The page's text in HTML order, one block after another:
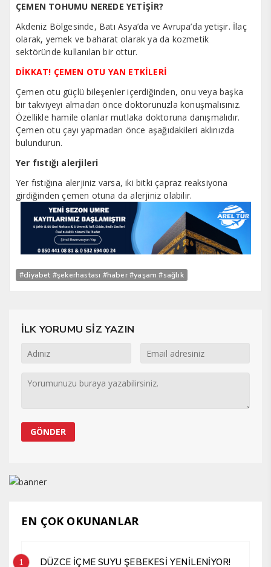
ÇEMEN TOHUMU NEREDE YETİŞİR?
Akdeniz Bölgesinde, Batı Asya’da ve Avrupa’da yetişir. İlaç
olarak, yemek ve baharat olarak ya da kozmetik
sektöründe kullanılan bir ottur.
DİKKAT! ÇEMEN OTU YAN ETKİLERİ
Çemen otu güçlü bileşenler içerdiğinden, onu veya başka
bir takviyeyi almadan önce doktorunuzla konuşmalısınız.
Özellikle hamile olanlar mutlaka doktoruna danışmalıdır.
Çemen otu çayı yapmadan önce aşağıdakileri aklınızda
bulundurun.
Yer fıstığı alerjileri
Yer fıstığına alerjiniz varsa, iki bitki çapraz reaksiyona
girdiğinden çemen otuna da alerjiniz olabilir.
#diyabet #şekerhastası #haber #yaşam #sağlık
İLK YORUMU SİZ YAZIN
EN ÇOK OKUNANLAR
1 DÜZCE İÇME SUYU ŞEBEKESİ YENİLENİYOR!